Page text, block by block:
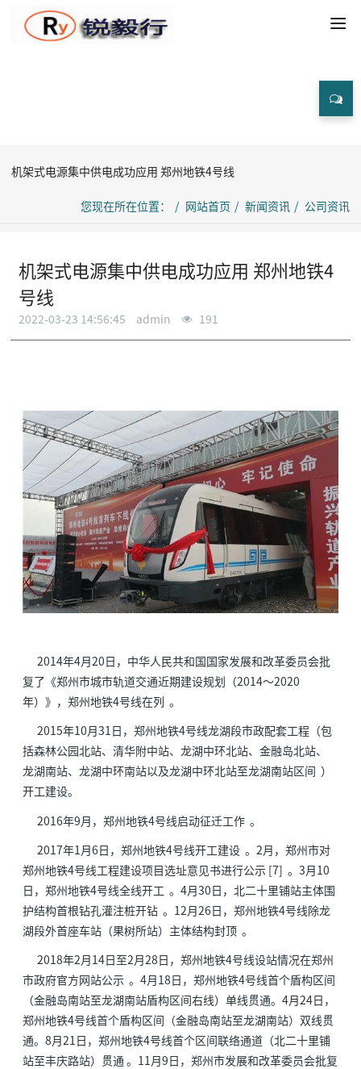
机架式电源集中供电成功应用 郑州地铁4号线
您现在所在位置： 网站首页 新闻资讯 公司资讯
机架式电源集中供电成功应用 郑州地铁4
号线
2022-03-23 14:56:45 admin 191
2014年4月20日，中华人民共和国国家发展和改革委员会批
复了《郑州市城市轨道交通近期建设规划（2014～2020
年）》，郑州地铁4号线在列 。
2015年10月31日，郑州地铁4号线龙湖段市政配套工程（包
括森林公园北站、清华附中站、龙湖中环北站、金融岛北站、
龙湖南站、龙湖中环南站以及龙湖中环北站至龙湖南站区间 ）
开工建设。
2016年9月，郑州地铁4号线启动征迁工作 。
2017年1月6日，郑州地铁4号线开工建设 。2月，郑州市对
郑州地铁4号线工程建设项目选址意见书进行公示 [7] 。3月10
日，郑州地铁4号线全线开工 。4月30日，北二十里铺站主体围
护结构首根钻孔灌注桩开钻 。12月26日，郑州地铁4号线除龙
湖段外首座车站（果树所站）主体结构封顶 。
2018年2月14日至2月28日，郑州地铁4号线设站情况在郑州
市政府官方网站公示 。4月18日，郑州地铁4号线首个盾构区间
（金融岛南站至龙湖南站盾构区间右线）单线贯通。4月24日，
郑州地铁4号线首个盾构区间（金融岛南站至龙湖南站）双线贯
通。8月21日，郑州地铁4号线首个区间联络通道（北二十里铺
站至丰庆路站）贯通 。11月9日，郑州市发展和改革委员会批复